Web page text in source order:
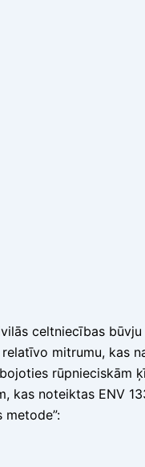
celtniecības
mitrumu, kas
rūpnieciskām
noteiktas ENV